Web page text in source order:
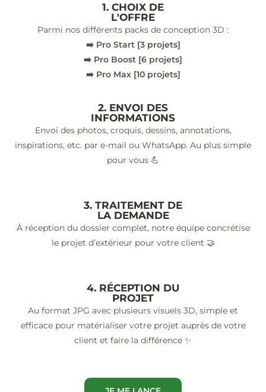
1. CHOIX DE
L'OFFRE
Parmi nos différents packs de conception 3D :
➡️ Pro Start [3 projets]
➡️ Pro Boost [6 projets]
➡️ Pro Max [10 projets]
2. ENVOI DES
INFORMATIONS
Envoi des photos, croquis, dessins, annotations,
inspirations, etc. par e-mail ou WhatsApp. Au plus simple
pour vous 💪
3. TRAITEMENT DE
LA DEMANDE
À réception du dossier complet, notre équipe concrétise
le projet d’extérieur pour votre client 🤝
4. RÉCEPTION DU
PROJET
Au format JPG avec plusieurs visuels 3D, simple et
efficace pour matérialiser votre projet auprès de votre
client et faire la différence ✨